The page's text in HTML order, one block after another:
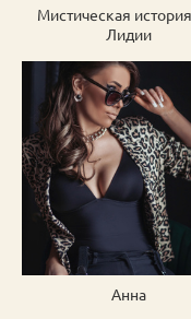
Мистическая
Лидии
Анна